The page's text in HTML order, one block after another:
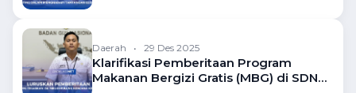
Daerah • 29 Des 2025
Klarifikasi Pemberitaan Program
Makanan Bergizi Gratis (MBG) di SDN